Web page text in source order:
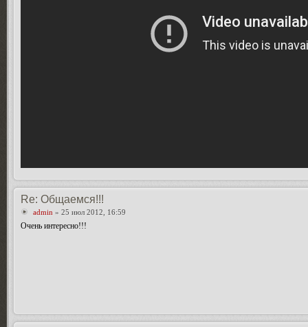
Re: Общаемся!!!
admin » 25 июл 2012, 16:59
Очень интересно!!!